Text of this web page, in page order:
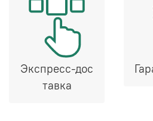
Экспресс-дос
тавка